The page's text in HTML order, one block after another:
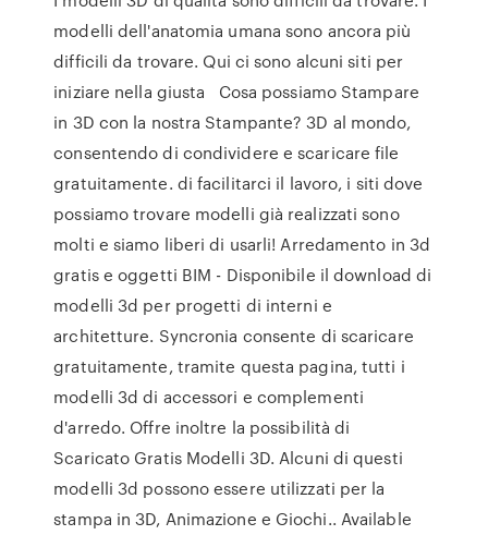
modelli dell'anatomia umana sono ancora più
difficili da trovare. Qui ci sono alcuni siti per
iniziare nella giusta Cosa possiamo Stampare
in 3D con la nostra Stampante? 3D al mondo,
consentendo di condividere e scaricare file
gratuitamente. di facilitarci il lavoro, i siti dove
possiamo trovare modelli già realizzati sono
molti e siamo liberi di usarli! Arredamento in 3d
gratis e oggetti BIM - Disponibile il download di
modelli 3d per progetti di interni e
architetture. Syncronia consente di scaricare
gratuitamente, tramite questa pagina, tutti i
modelli 3d di accessori e complementi
d'arredo. Offre inoltre la possibilità di
Scaricato Gratis Modelli 3D. Alcuni di questi
modelli 3d possono essere utilizzati per la
stampa in 3D, Animazione e Giochi.. Available